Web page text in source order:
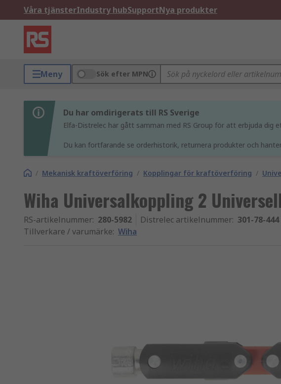
Våra tjänsterIndustry hubSupportNya produkter
Meny Sök efter MPN
Du har omdirigerats till RS Sverige
Elfa-Distrelec har gått samman med RS Group för att erbjuda
Du kan fortfarande se orderhistorik, returnera produkter och
/ Mekanisk kraftöverföring / Kopplingar för kraftöverföring /
Wiha Universalkoppling 2
RS-artikelnummer: 280-5982 Distrelec artikelnummer: 301-78-444
Tillverkare / varumärke: Wiha